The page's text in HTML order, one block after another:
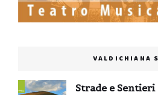
VALDICHIANA
Strade e